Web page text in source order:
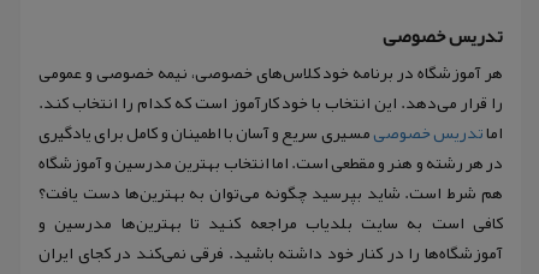
تدریس خصوصی
هر آموزشگاه در برنامه خود کلاس‌های خصوصی، نیمه خصوصی و عمومی
را قرار می‌دهد. این انتخاب با خود کارآموز است که کدام را انتخاب کند.
اماتدریس خصوصیمسیری سریع و آسان با اطمینان و کامل برای یادگیری
در هر رشته و هنر و مقطعی است. اما انتخاب بهترین مدرسین و آموزشگاه
هم شرط است. شاید بپرسید چگونه می‌توان به بهترین‌ها دست یافت؟
کافی است به سایت بلدیاب مراجعه کنید تا بهترین‌ها مدرسین و
آموزشگاه‌ها را در کنار خود داشته باشید. فرقی نمی‌کند در کجای ایران